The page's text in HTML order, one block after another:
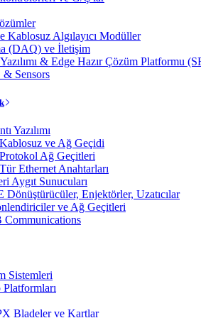
Kablosuz Algılayıcı Modüller
(DAQ) ve İletişim
& Edge Hazır Çözüm Platformu
& Sensors
Yazılımı
ve Ağ Geçidi
Ağ Geçitleri
Ethernet Anahtarları
Aygıt Sunucuları
Dönüştürücüler, Enjektörler, Uzatıcılar
ve Ağ Geçitleri
Communications
Sistemleri
Bladeler ve Kartlar